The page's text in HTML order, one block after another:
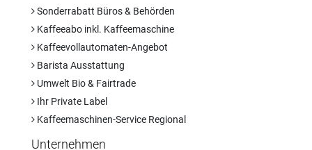
Sonderrabatt Büros & Behörden
Kaffeeabo inkl. Kaffeemaschine
Kaffeevollautomaten-Angebot
Barista Ausstattung
Umwelt Bio & Fairtrade
Ihr Private Label
Kaffeemaschinen-Service Regional
Unternehmen